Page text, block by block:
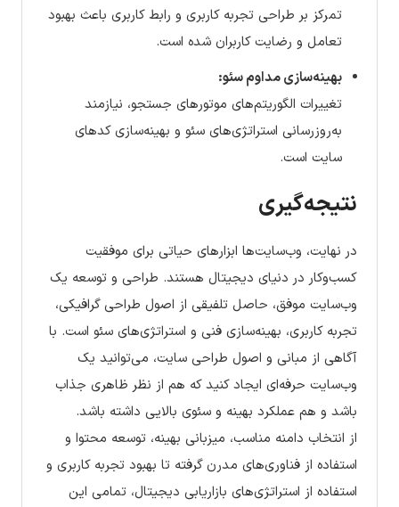
تمرکز بر طراحی تجربه کاربری و رابط کاربری باعث بهبود
تعامل و رضایت کاربران شده است.
بهینه‌سازی مداوم سئو:
تغییرات الگوریتم‌های موتورهای جستجو، نیازمند
به‌روزرسانی استراتژی‌های سئو و بهینه‌سازی کدهای
سایت است.
نتیجه‌گیری
در نهایت، وب‌سایت‌ها ابزارهای حیاتی برای موفقیت
کسب‌وکار در دنیای دیجیتال هستند. طراحی و توسعه یک
وب‌سایت موفق، حاصل تلفیقی از اصول طراحی گرافیکی،
تجربه کاربری، بهینه‌سازی فنی و استراتژی‌های سئو است. با
آگاهی از مبانی و اصول طراحی سایت، می‌توانید یک
وب‌سایت حرفه‌ای ایجاد کنید که هم از نظر ظاهری جذاب
باشد و هم عملکرد بهینه و سئوی بالایی داشته باشد.
از انتخاب دامنه مناسب، میزبانی بهینه، توسعه محتوا و
استفاده از فناوری‌های مدرن گرفته تا بهبود تجربه کاربری و
استفاده از استراتژی‌های بازاریابی دیجیتال، تمامی این